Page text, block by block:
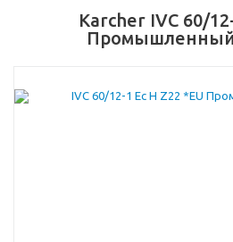
Karcher IVC 60/
Промышленный